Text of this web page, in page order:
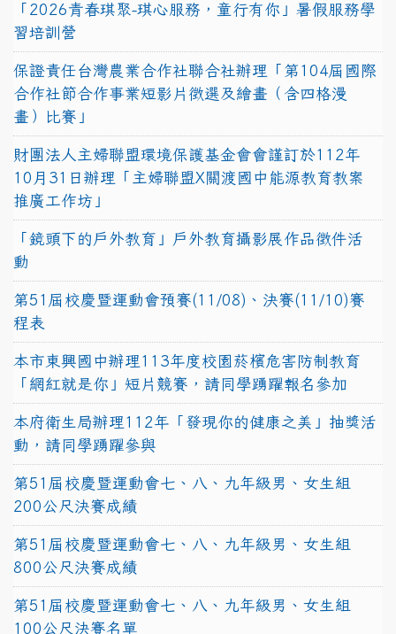
「2026青春琪聚-琪心服務，童行有你」暑假服務學
習培訓營
保證責任台灣農業合作社聯合社辦理「第104屆國際
合作社節合作事業短影片徵選及繪畫（含四格漫
畫）比賽」
財團法人主婦聯盟環境保護基金會會謹訂於112年
10月31日辦理「主婦聯盟X關渡國中能源教育教案
推廣工作坊」
「鏡頭下的戶外教育」戶外教育攝影展作品徵件活
動
第51屆校慶暨運動會預賽(11/08)、決賽(11/10)賽
程表
本市東興國中辦理113年度校園菸檳危害防制教育
「網紅就是你」短片競賽，請同學踴躍報名參加
本府衛生局辦理112年「發現你的健康之美」抽獎活
動，請同學踴躍參與
第51屆校慶暨運動會七、八、九年級男、女生組
200公尺決賽成績
第51屆校慶暨運動會七、八、九年級男、女生組
800公尺決賽成績
第51屆校慶暨運動會七、八、九年級男、女生組
100公尺決賽名單